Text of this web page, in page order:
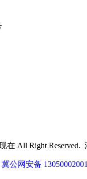
在 All Right Reserved.
冀公网安备